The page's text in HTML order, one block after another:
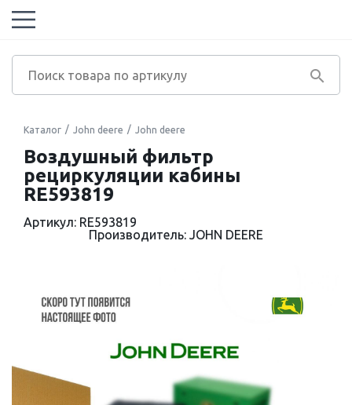
Каталог John deere John deere
Воздушный фильтр
рециркуляции кабины
RE593819
Артикул: RE593819
Производитель: JOHN DEERE